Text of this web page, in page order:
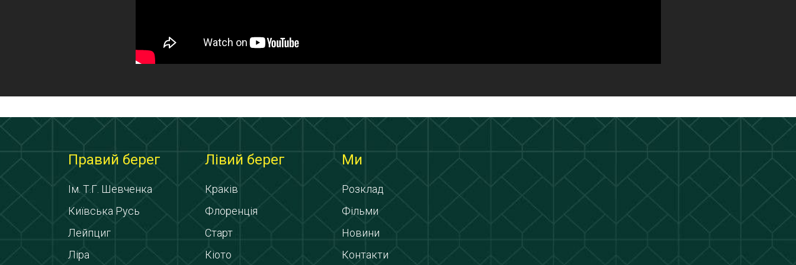
Правий берег
Ім. Т.Г. Шевченка
Київська Русь
Лейпциг
Ліра
Лівий берег
Краків
Флоренція
Старт
Кіото
Ми
Розклад
Фільми
Новини
Контакти